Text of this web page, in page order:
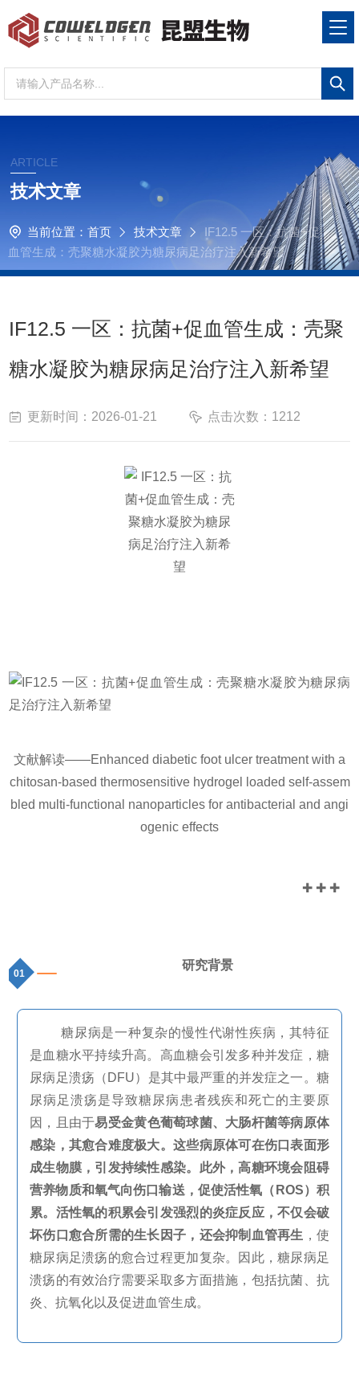
ARTICLE
技术文章
当前位置： 首页 技术文章
IF12.5 一区：抗菌+促
血管生成：壳聚糖水凝胶为糖尿病足治疗注入新希望
IF12.5 一区：抗菌+促血管生成：壳聚
糖水凝胶为糖尿病足治疗注入新希望
更新时间：2026-01-21 点击次数：1212
文献解读——Enhanced diabetic foot ulcer treatment with a
chitosan-based thermosensitive hydrogel loaded self-assem
bled multi-functional nanoparticles for antibacterial and angi
ogenic effects
✚ ✚ ✚
01
研究背景
糖尿病是一种复杂的慢性代谢性疾病，其特征
是血糖水平持续升高。高血糖会引发多种并发症，糖
尿病足溃疡（ DFU）是其中最严重的并发症之一。糖
尿病足溃疡是导致糖尿病患者残疾和死亡的主要原
因，且由于易受金黄色葡萄球菌、大肠杆菌等病原体
感染，其愈合难度极大。这些病原体可在伤口表面形
成生物膜，引发持续性感染。此外，高糖环境会阻碍
营养物质和氧气向伤口输送，促使活性氧（ ROS）积
累。活性氧的积累会引发强烈的炎症反应，不仅会破
坏伤口愈合所需的生长因子，还会抑制血管再生 ，使
糖尿病足溃疡的愈合过程更加复杂。因此，糖尿病足
溃疡的有效治疗需要采取多方面措施，包括抗菌、抗
炎、抗氧化以及促进血管生成。